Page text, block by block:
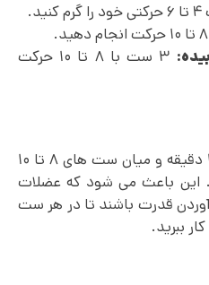
۳ ست با ۸ تا ۱۰ حرکت
میان ست های ۴ تا ۶ تکرار ۳ دقیقه و میان ست های ۸ تا ۱۰
کنید. این باعث می‌ شود که عضلات
قدرت باشند تا در هر ست
ببرید.